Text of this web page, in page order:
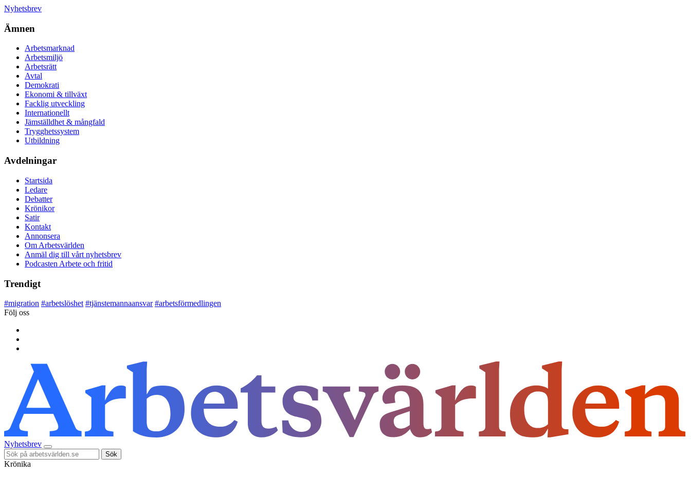
Nyhetsbrev
Ämnen
Arbetsmarknad
Arbetsmiljö
Arbetsrätt
Avtal
Demokrati
Ekonomi & tillväxt
Facklig utveckling
Internationellt
Jämställdhet & mångfald
Trygghetssystem
Utbildning
Avdelningar
Startsida
Ledare
Debatter
Krönikor
Satir
Kontakt
Annonsera
Om Arbetsvärlden
Anmäl dig till vårt nyhetsbrev
Podcasten Arbete och fritid
Trendigt
#migration #arbetslöshet #tjänstemannaansvar #arbetsförmedlingen
Följ oss
Nyhetsbrev
Sök
Krönika